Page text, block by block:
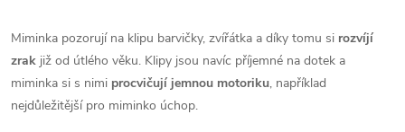
Miminka pozorují na klipu barvičky, zvířátka a díky tomu si rozvíjí
zrak již od útlého věku. Klipy jsou navíc příjemné na dotek a
miminka si s nimi procvičují jemnou motoriku, například
nejdůležitější pro miminko úchop.